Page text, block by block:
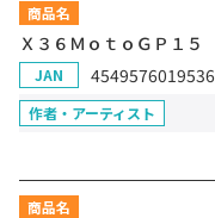
商品名
Ｘ３６ＭｏｔｏＧＰ１５
JAN 4549576019536
作者・アーティスト
商品名